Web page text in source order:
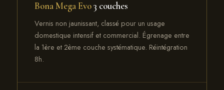
Bona Mega Evo3 couches
Vernis non jaunissant, classé pour un usage
domestique intensif et commercial. Égrenage entre
la 1ère et 2ème couche systématique. Réintégration
8h.